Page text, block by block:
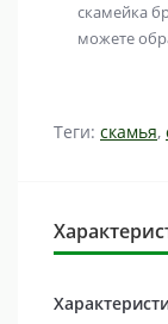
скамейка
можете
Теги: скамья,